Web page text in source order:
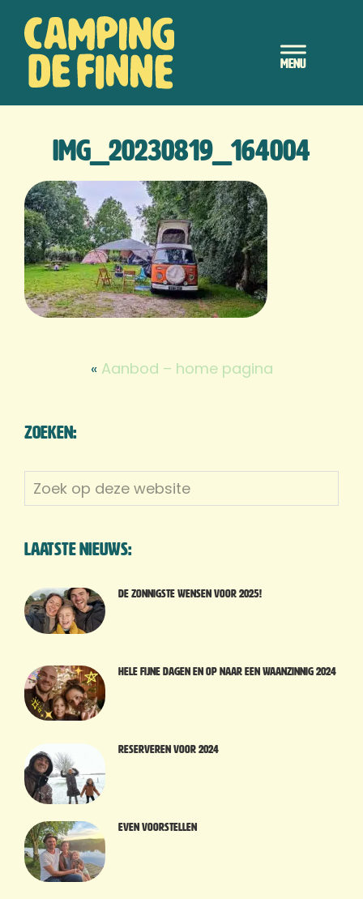
naar
de
hoofd
Camping de Finne
Header
IMG_20230819_164004
« Aanbod – home pagina
Zoeken:
Zoek
op
website
Laatste nieuws:
De zonnigste wensen voor 2025!
Hele fijne dagen en op naar een waanzinnig 2024
Reserveren voor 2024
Even voorstellen